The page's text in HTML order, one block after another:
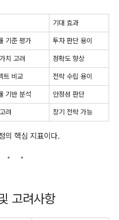
기대 효과
기준 평가 투자 판단 용이
치 고려 정확도 향상
트 비교 전략 수립 용이
기반 분석 안정성 판단
려 장기 전략 가능
의 핵심 지표이다.
고려사항